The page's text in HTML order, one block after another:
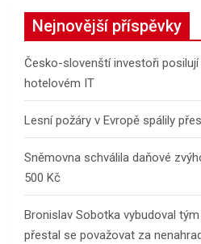
Nejnovější příspěvky
Česko-slovenští investoři posilují
hotelovém IT
Lesní požáry v Evropě spálily
Sněmovna schválila daňové
500 Kč
Bronislav Sobotka vybudoval
přestal se považovat za